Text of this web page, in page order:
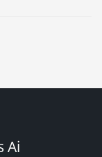
Ai